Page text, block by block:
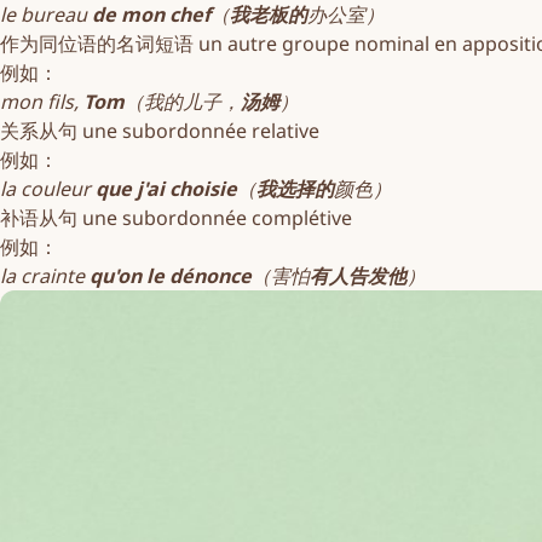
le bureaude mon chef（我老板的办公室）
作为同位语的名词短语 un autre groupe nominal en
例如：
mon fils, Tom （我的儿子， 汤姆）
关系从句 unesubordonnée relative
例如：
la couleurque j'ai choisie（我选择的颜色）
补语从句 unesubordonnée complétive
例如：
la craintequ'on le dénonce（害怕有人告发他）